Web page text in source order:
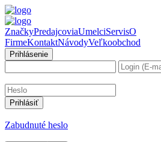
ZnačkyPredajcoviaUmelciServisO
FirmeKontaktNávodyVeľkoobchod
Prihlásenie
Zabudnuté heslo